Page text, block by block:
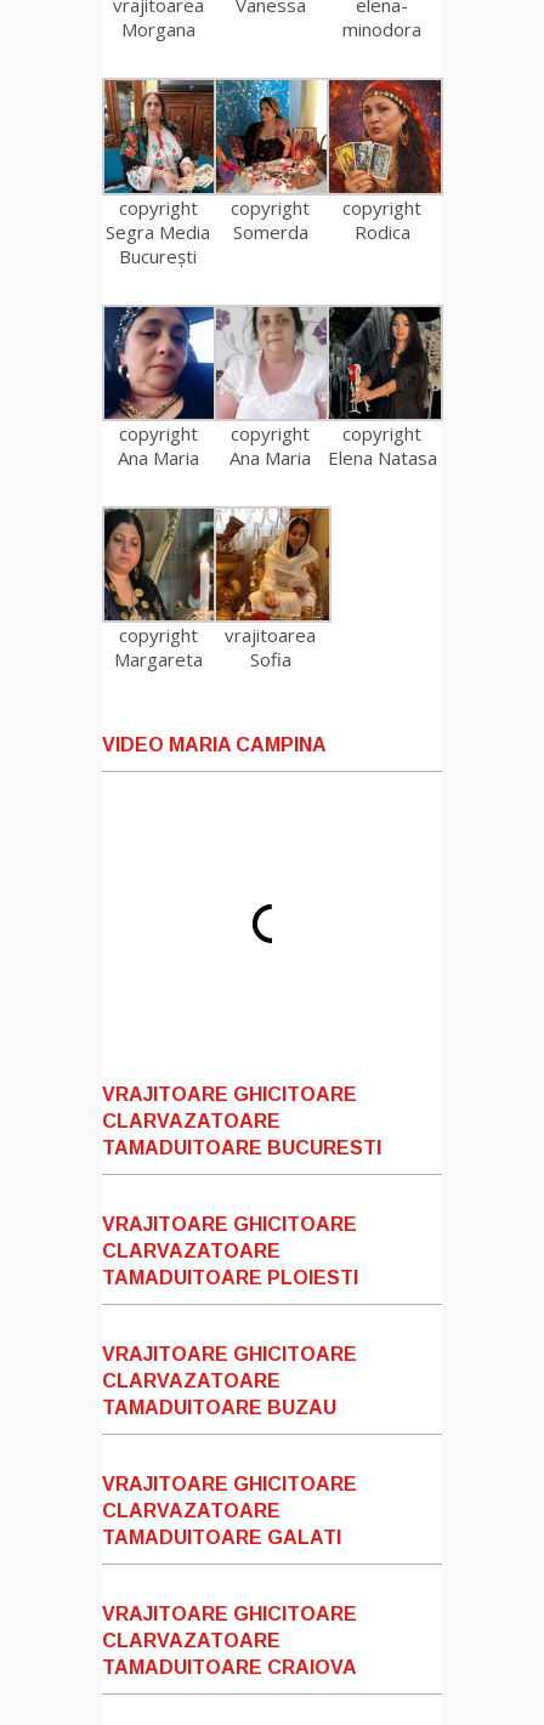
vrajitoarea
Morgana
Vanessa
elena-
minodora
copyright
Segra Media
București
copyright
Somerda
copyright
Rodica
copyright
Ana Maria
copyright
Ana Maria
copyright
Elena Natasa
copyright
Margareta
vrajitoarea
Sofia
VIDEO MARIA CAMPINA
VRAJITOARE GHICITOARE
CLARVAZATOARE
TAMADUITOARE BUCURESTI
VRAJITOARE GHICITOARE
CLARVAZATOARE
TAMADUITOARE PLOIESTI
VRAJITOARE GHICITOARE
CLARVAZATOARE
TAMADUITOARE BUZAU
VRAJITOARE GHICITOARE
CLARVAZATOARE
TAMADUITOARE GALATI
VRAJITOARE GHICITOARE
CLARVAZATOARE
TAMADUITOARE CRAIOVA